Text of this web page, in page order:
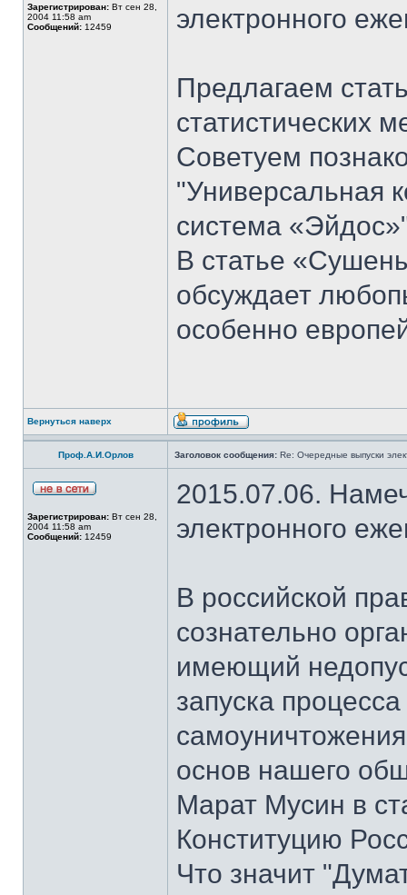
Зарегистрирован: Вт сен 28,
2004 11:58 am
Сообщений: 12459
электронного
Предлагаем
статистических
Советуем
"Универсальная
система
В статье
обсуждает
особенно
Вернуться наверх
Проф.А.И.Орлов Заголовок сообщения: Re: Очередные выпуски
Зарегистрирован: Вт сен 28,
2004 11:58 am
Сообщений: 12459
2015.07.06.
электронного
В российской
сознательно
имеющий
запуска
основ нашего
Марат Мусин в
Конституцию
Что значит